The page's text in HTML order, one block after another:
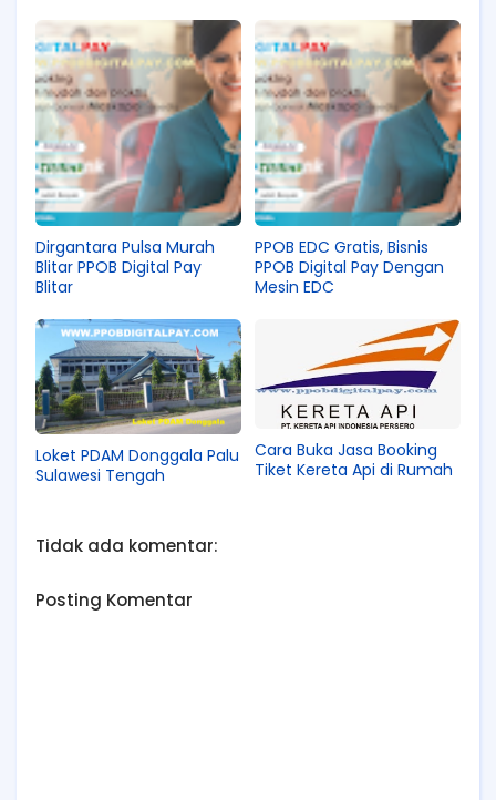
Dirgantara Pulsa Murah
Blitar PPOB Digital Pay
Blitar
PPOB EDC Gratis, Bisnis
PPOB Digital Pay Dengan
Mesin EDC
Loket PDAM Donggala Palu
Sulawesi Tengah
Cara Buka Jasa Booking
Tiket Kereta Api di Rumah
Tidak ada komentar:
Posting Komentar